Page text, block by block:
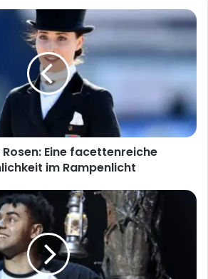
Eine facettenreiche
im Rampenlicht